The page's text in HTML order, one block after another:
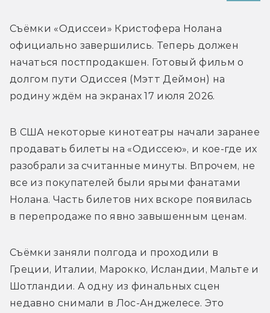
Съёмки «Одиссеи» Кристофера Нолана
официально завершились. Теперь должен
начаться постпродакшен. Готовый фильм о
долгом пути Одиссея (Мэтт Деймон) на
В США некоторые кинотеатры начали заранее
продавать билеты на «Одиссею», и кое-где их
разобрали за считанные минуты. Впрочем, не
все из покупателей были ярыми фанатами
Нолана. Часть билетов них вскоре появилась
в перепродаже по явно завышенным ценам.
Съёмки заняли полгода и проходили в
Греции, Италии, Марокко, Исландии, Мальте и
Шотландии. А одну из финальных сцен
недавно снимали в Лос-Анджелесе. Это